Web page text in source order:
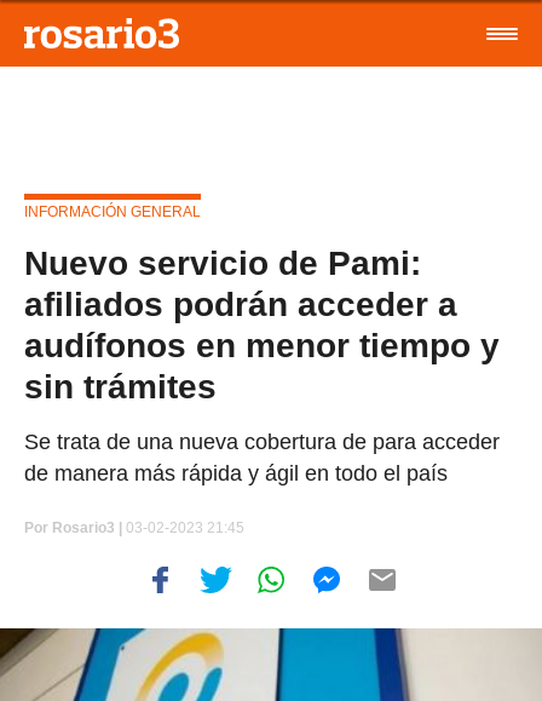
INFORMACIÓN GENERAL
Nuevo servicio de Pami:
afiliados podrán acceder a
audífonos en menor tiempo y
sin trámites
Se trata de una nueva cobertura de para acceder
de manera más rápida y ágil en todo el país
Por Rosario3 | 03-02-2023 21:45